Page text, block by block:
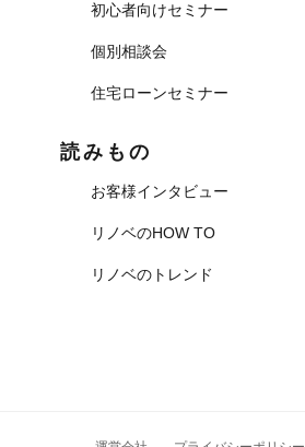
初心者向けセミナー
個別相談会
住宅ローンセミナー
読みもの
お客様インタビュー
リノベのHOW TO
リノベのトレンド